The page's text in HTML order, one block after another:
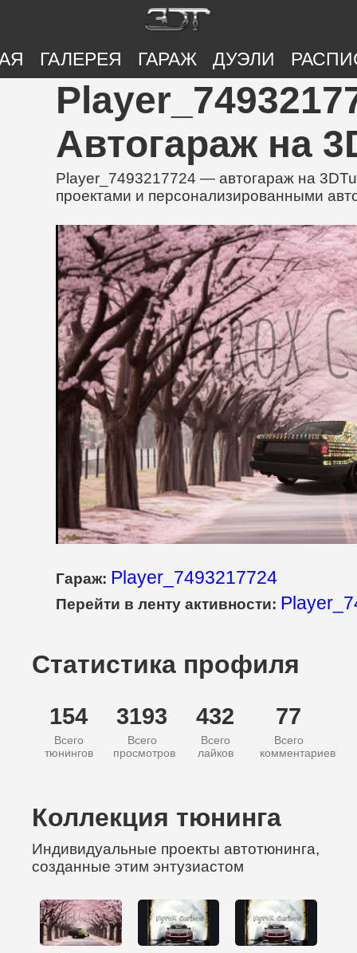
ГАЛЕРЕЯ ГАРАЖ ДУЭЛИ
Автогараж на
Player_7493217724 — автогараж на
проектами и персонализированными
Гараж: Player_7493217724
Перейти в ленту активности:
Статистика профиля
154
Всего
тюнингов
3193
Всего
просмотров
432
Всего
лайков
77
Всего
комментариев
Коллекция тюнинга
Индивидуальные проекты автотюнинга,
созданные этим энтузиастом